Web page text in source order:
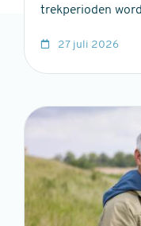
trekperioden
27 juli 2026